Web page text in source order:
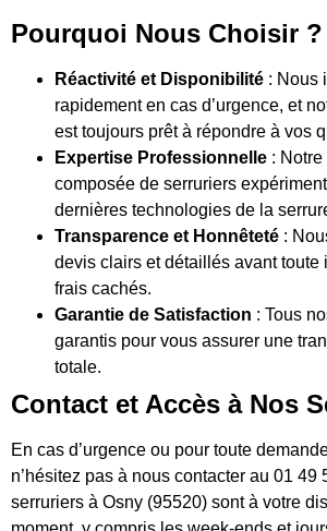
Pourquoi Nous Choisir ?
Réactivité et Disponibilité : Nous
rapidement en cas d’urgence, et
est toujours prêt à répondre à vos
Expertise Professionnelle :
composée de serruriers
dernières technologies de la
Transparence et Honnêteté :
devis clairs et détaillés avant toute
frais cachés.
Garantie de Satisfaction : Tous
garantis pour vous assurer une
totale.
Contact et Accès à Nos
En cas d’urgence ou pour toute
n’hésitez pas à nous contacter au 01 49
serruriers à Osny (95520) sont à votre